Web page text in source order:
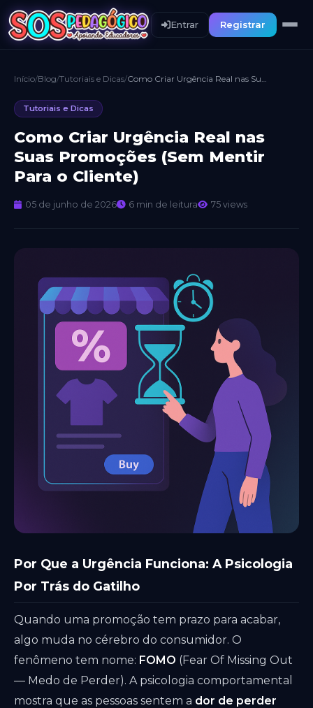
Entrar Registrar
Início/Blog/Tutoriais e Dicas/ Como Criar Urgência Real nas Suas Promoções (Sem Mentir Para o Cliente)
Tutoriais e Dicas
Como Criar Urgência Real nas
Suas Promoções (Sem Mentir
Para o Cliente)
05 de junho de 2026 6 min de leitura 75 views
Por Que a Urgência Funciona: A Psicologia
Por Trás do Gatilho
Quando uma promoção tem prazo para acabar,
algo muda no cérebro do consumidor. O
fenômeno tem nome: FOMO (Fear Of Missing Out
— Medo de Perder). A psicologia comportamental
mostra que as pessoas sentem a dor de perder